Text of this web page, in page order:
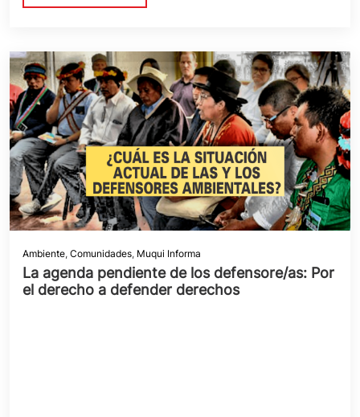
Ambiente, Comunidades, Muqui Informa
La agenda pendiente de los defensore/as: Por
el derecho a defender derechos